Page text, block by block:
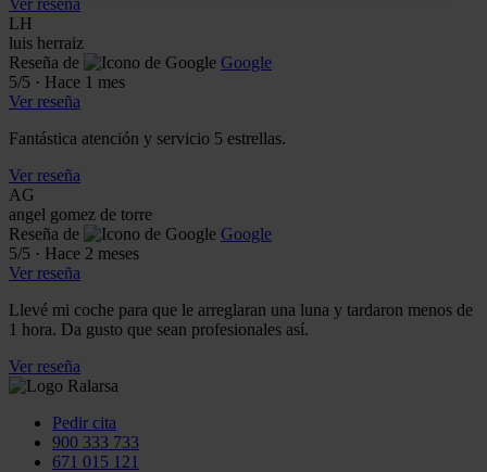
LH
luis herraiz
Reseña de
Google
5/5 · Hace 1 mes
Ver reseña
Fantástica atención y servicio 5 estrellas.
Ver reseña
AG
angel gomez de torre
Reseña de
Google
5/5 · Hace 2 meses
Ver reseña
Llevé mi coche para que le arreglaran una luna y tardaron menos de
1 hora. Da gusto que sean profesionales así.
Ver reseña
Pedir cita
900 333 733
671 015 121